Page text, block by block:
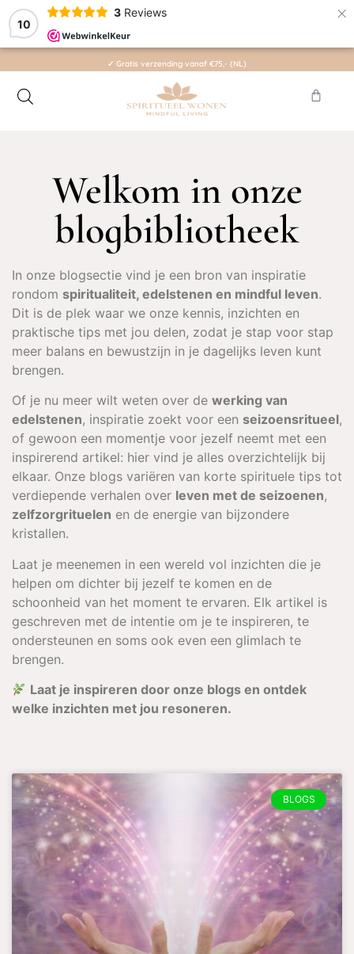
10
3 Reviews ×
✓ Binnen 1 a 2 werkdagen
Welkom in onze
blogbibliotheek
In onze blogsectie vind je een bron van inspiratie
rondom spiritualiteit, edelstenen en mindful leven.
Dit is de plek waar we onze kennis, inzichten en
praktische tips met jou delen, zodat je stap voor stap
meer balans en bewustzijn in je dagelijks leven kunt
brengen.
Of je nu meer wilt weten over de werking van
edelstenen, inspiratie zoekt voor een seizoensritueel,
of gewoon een momentje voor jezelf neemt met een
inspirerend artikel: hier vind je alles overzichtelijk bij
elkaar. Onze blogs variëren van korte spirituele tips tot
verdiepende verhalen over leven met de seizoenen,
zelfzorgrituelen en de energie van bijzondere
kristallen.
Laat je meenemen in een wereld vol inzichten die je
helpen om dichter bij jezelf te komen en de
schoonheid van het moment te ervaren. Elk artikel is
geschreven met de intentie om je te inspireren, te
ondersteunen en soms ook even een glimlach te
brengen.
Laat je inspireren door onze blogs en ontdek
welke inzichten met jou resoneren.
BLOGS